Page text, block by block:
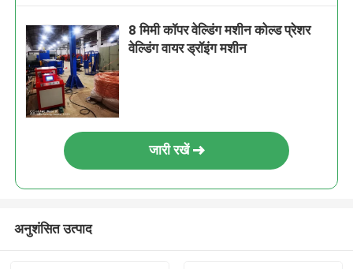
8 मिमी कॉपर वेल्डिंग मशीन कोल्ड प्रेशर
वेल्डिंग वायर ड्रॉइंग मशीन
जारी रखें
अनुशंसित उत्पाद